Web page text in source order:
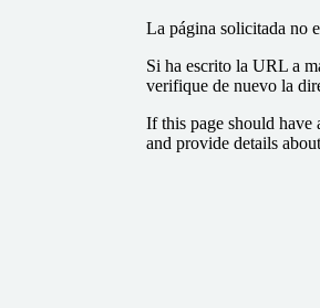
La página solicitada no
Si ha escrito la URL a
verifique de nuevo la
If this page should have
and provide details